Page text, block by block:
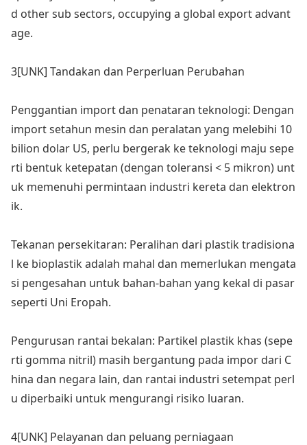
d other sub sectors, occupying a global export advant
age.
3[UNK] Tandakan dan Perperluan Perubahan
Penggantian import dan penataran teknologi: Dengan
import setahun mesin dan peralatan yang melebihi 10
bilion dolar US, perlu bergerak ke teknologi maju sepe
rti bentuk ketepatan (dengan toleransi < 5 mikron) unt
uk memenuhi permintaan industri kereta dan elektron
ik.
Tekanan persekitaran: Peralihan dari plastik tradisiona
l ke bioplastik adalah mahal dan memerlukan mengata
si pengesahan untuk bahan-bahan yang kekal di pasar
seperti Uni Eropah.
Pengurusan rantai bekalan: Partikel plastik khas (sepe
rti gomma nitril) masih bergantung pada impor dari C
hina dan negara lain, dan rantai industri setempat perl
u diperbaiki untuk mengurangi risiko luaran.
4[UNK] Pelayanan dan peluang perniagaan